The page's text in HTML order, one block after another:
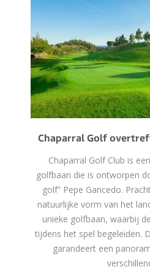
Chaparral Golf
Chaparral Golf Club is
golfbaan die is ontworpen
golf” Pepe Gancedo.
natuurlijke vorm van het
unieke golfbaan, waarbij
tijdens het spel begeleiden.
garandeert een